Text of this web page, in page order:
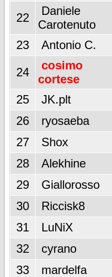
22
Daniele
Carotenuto
23
Antonio C.
24
cosimo
cortese
25 JK.plt
26
ryosaeba
27
Shox
28
Alekhine
29
Giallorosso
30
Riccisk8
31
LuNiX
32
cyrano
33
mardelfa